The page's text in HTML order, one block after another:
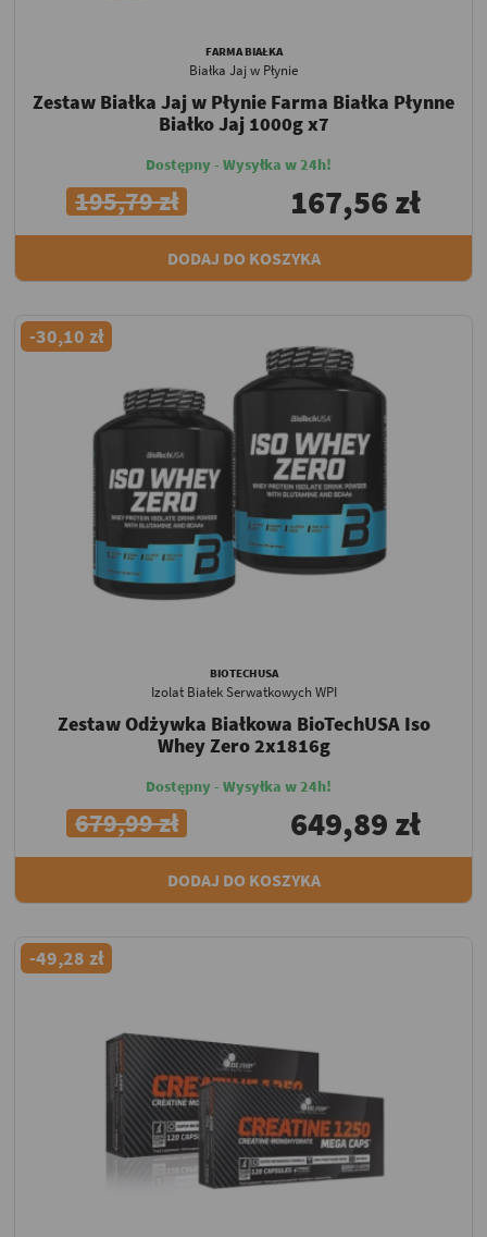
FARMA BIAŁKA
Białka Jaj w Płynie
Zestaw Białka Jaj w Płynie Farma Białka Płynne
Białko Jaj 1000g x7
Dostępny - Wysyłka w 24h!
195,79 zł 167,56 zł
DODAJ DO KOSZYKA
-30,10 zł
BIOTECHUSA
Izolat Białek Serwatkowych WPI
Zestaw Odżywka Białkowa BioTechUSA Iso
Whey Zero 2x1816g
Dostępny - Wysyłka w 24h!
679,99 zł 649,89 zł
DODAJ DO KOSZYKA
-49,28 zł